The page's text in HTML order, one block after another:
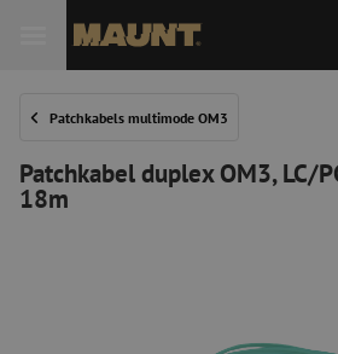
Patchkabels multimode OM3
Patchkabel duplex OM3, LC/
18m